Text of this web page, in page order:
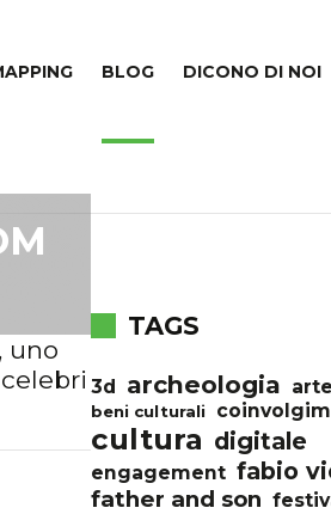
BLOG DICONO DI NOI
uno
TAGS
3d archeologia arte
beni culturali
cultura digitale
engagement fabio
father and son